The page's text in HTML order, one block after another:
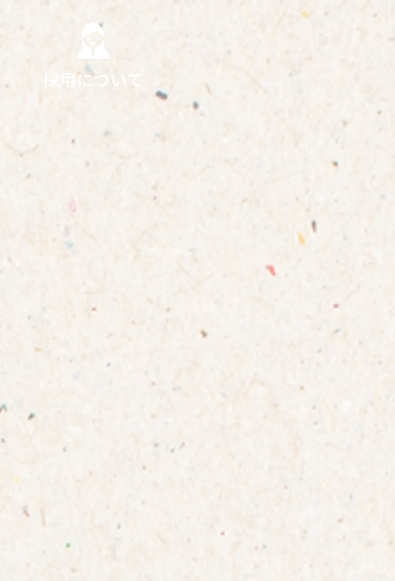
採用について